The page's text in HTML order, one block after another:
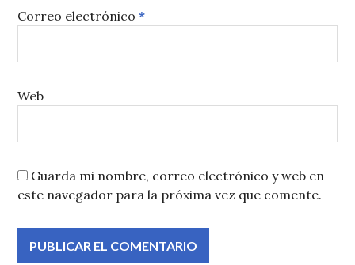
Correo electrónico*
Web
Guarda mi nombre, correo electrónico y web en
este navegador para la próxima vez que comente.